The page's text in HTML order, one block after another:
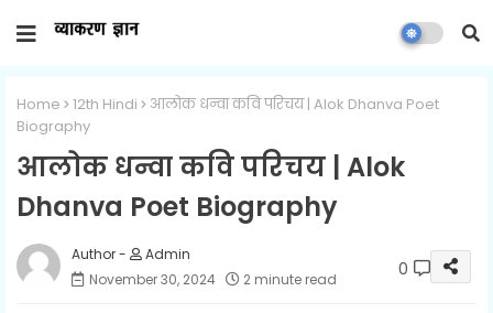
Home 12th Hindi
आलोक धन्वा कवि परिचय | Alok Dhanva Poet
Biography
आलोक धन्वा कवि परिचय | Alok
Dhanva Poet Biography
Admin
November 30, 2024
2 minute read 0